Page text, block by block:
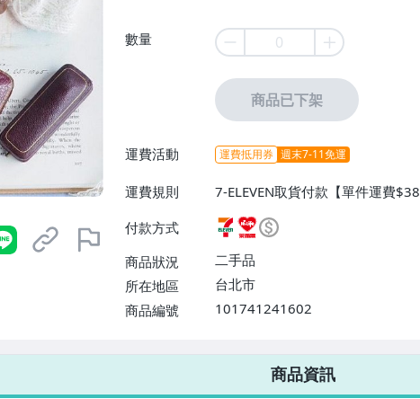
數量
商品已下架
運費活動 運費抵用券 週末7-11免運
運費規則
7-ELEVEN取貨付款【單件運費
0】、宅配/貨運【免運費】
付款方式
商品狀況
二手品
所在地區
台北市
商品編號
101741241602
7-ELEVEN 運費只要38元
不限金額、筆數，筆筆優惠無限次！
商品資訊